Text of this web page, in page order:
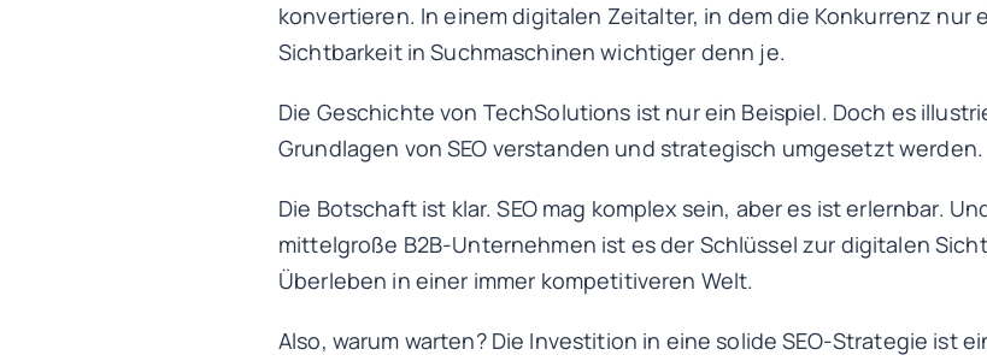
konvertieren. In einem digitalen Zeitalter, in dem die Konkurrenz nur
Sichtbarkeit in Suchmaschinen wichtiger denn je.
Die Geschichte von TechSolutions ist nur ein Beispiel. Doch es
Grundlagen von SEO verstanden und strategisch umgesetzt werden.
Die Botschaft ist klar. SEO mag komplex sein, aber es ist erlernbar.
mittelgroße B2B-Unternehmen ist es der Schlüssel zur digitalen
Überleben in einer immer kompetitiveren Welt.
Also, warum warten? Die Investition in eine solide SEO-Strategie ist